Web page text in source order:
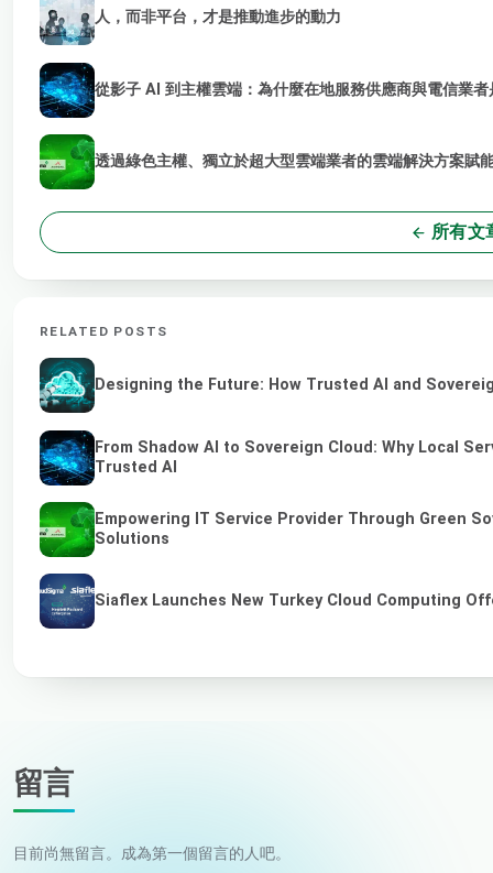
人，而非平台，才是推動進步的動力
從影子 AI 到主權雲端：為什麼在地服務供應商與電信業
透過綠色主權、獨立於超大型雲端業者的雲端解決方案賦
所有文
RELATED POSTS
Designing the Future: How Trusted AI and
From Shadow AI to Sovereign Cloud: Why Local
Trusted AI
Empowering IT Service Provider Through Green
Solutions
Siaflex Launches New Turkey Cloud Computing
留言
目前尚無留言。成為第一個留言的人吧。